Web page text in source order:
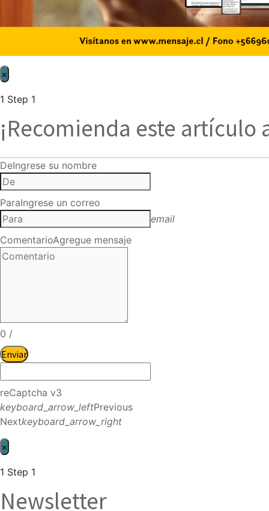
×
1 Step 1
¡Recomienda este artículo
DeIngrese su nombre
ParaIngrese un correo
email
ComentarioAgregue mensaje
0 /
Enviar
reCaptcha v3
keyboard_arrow_leftPrevious
Nextkeyboard_arrow_right
×
1 Step 1
Newsletter